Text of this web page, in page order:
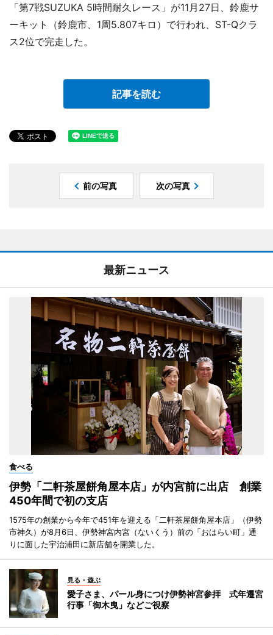
「第7戦SUZUKA 5時間耐久レース」が11月27日、鈴鹿サ
ーキット（鈴鹿市、1周5.807キロ）で行われ、ST-Qクラ
ス2位で完走した。
記事を読む
前の写真 次の写真
最新ニュース
食べる
伊勢「二軒茶屋餅角屋本店」が内宮前に出店 創業
450年間で初の支店
1575年の創業から今年で451年を迎える「二軒茶屋餅角屋本店」（伊勢
市神久）が8月6日、伊勢神宮内宮（ないくう）前の「おはらい町」通
りに面した宇治浦田に新店舗を開業した。
見る・遊ぶ
愛子さま、パール身につけ伊勢神宮参拝 式年遷宮
行事「御木曳」などご視察